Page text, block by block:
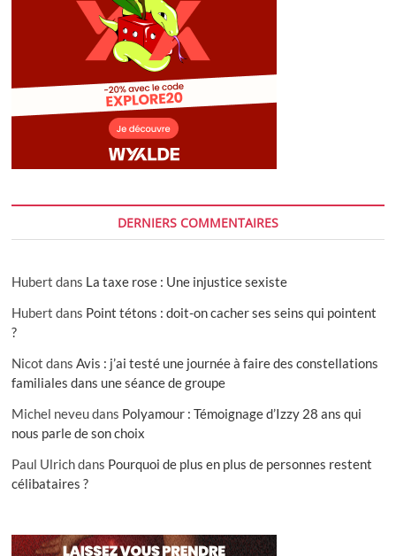
DERNIERS COMMENTAIRES
Hubert dans La taxe rose : Une injustice sexiste
Hubert dans Point tétons : doit-on cacher ses seins qui pointent
?
Nicot dansAvis : j’ai testé une journée à faire des constellations
familiales dans une séance de groupe
Michel neveudans Polyamour : Témoignage d’Izzy 28 ans qui
nous parle de son choix
Paul Ulrichdans Pourquoi de plus en plus de personnes restent
célibataires ?